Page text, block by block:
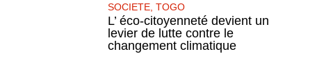
SOCIETE TOGO
L’ éco-citoyenneté devient un
levier de lutte contre le
changement climatique